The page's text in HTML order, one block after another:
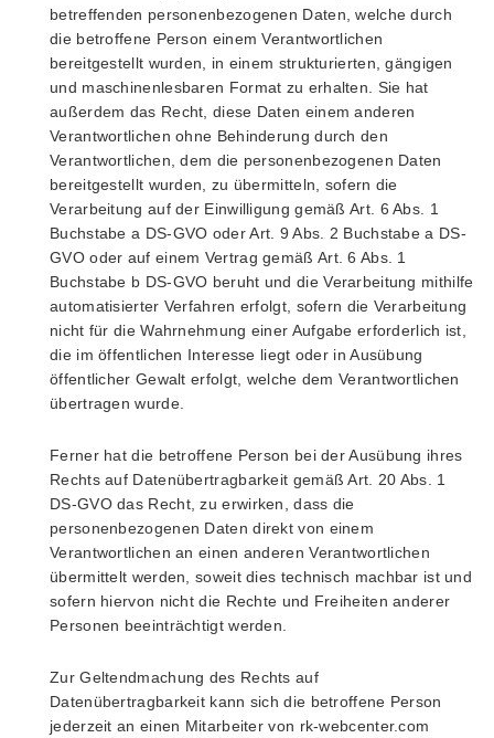
betreffenden personenbezogenen Daten, welche durch
die betroffene Person einem Verantwortlichen
bereitgestellt wurden, in einem strukturierten, gängigen
und maschinenlesbaren Format zu erhalten. Sie hat
außerdem das Recht, diese Daten einem anderen
Verantwortlichen ohne Behinderung durch den
Verantwortlichen, dem die personenbezogenen Daten
bereitgestellt wurden, zu übermitteln, sofern die
Verarbeitung auf der Einwilligung gemäß Art. 6 Abs. 1
Buchstabe a DS-GVO oder Art. 9 Abs. 2 Buchstabe a DS-
GVO oder auf einem Vertrag gemäß Art. 6 Abs. 1
Buchstabe b DS-GVO beruht und die Verarbeitung mithilfe
automatisierter Verfahren erfolgt, sofern die Verarbeitung
nicht für die Wahrnehmung einer Aufgabe erforderlich ist,
die im öffentlichen Interesse liegt oder in Ausübung
öffentlicher Gewalt erfolgt, welche dem Verantwortlichen
übertragen wurde.
Ferner hat die betroffene Person bei der Ausübung ihres
Rechts auf Datenübertragbarkeit gemäß Art. 20 Abs. 1
DS-GVO das Recht, zu erwirken, dass die
personenbezogenen Daten direkt von einem
Verantwortlichen an einen anderen Verantwortlichen
übermittelt werden, soweit dies technisch machbar ist und
sofern hiervon nicht die Rechte und Freiheiten anderer
Personen beeinträchtigt werden.
Zur Geltendmachung des Rechts auf
Datenübertragbarkeit kann sich die betroffene Person
jederzeit an einen Mitarbeiter von rk-webcenter.com